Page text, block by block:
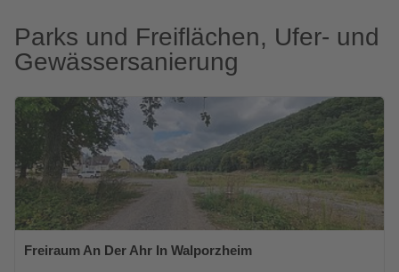
Parks und Freiflächen, Ufer- und
Gewässersanierung
Freiraum An Der Ahr In Walporzheim